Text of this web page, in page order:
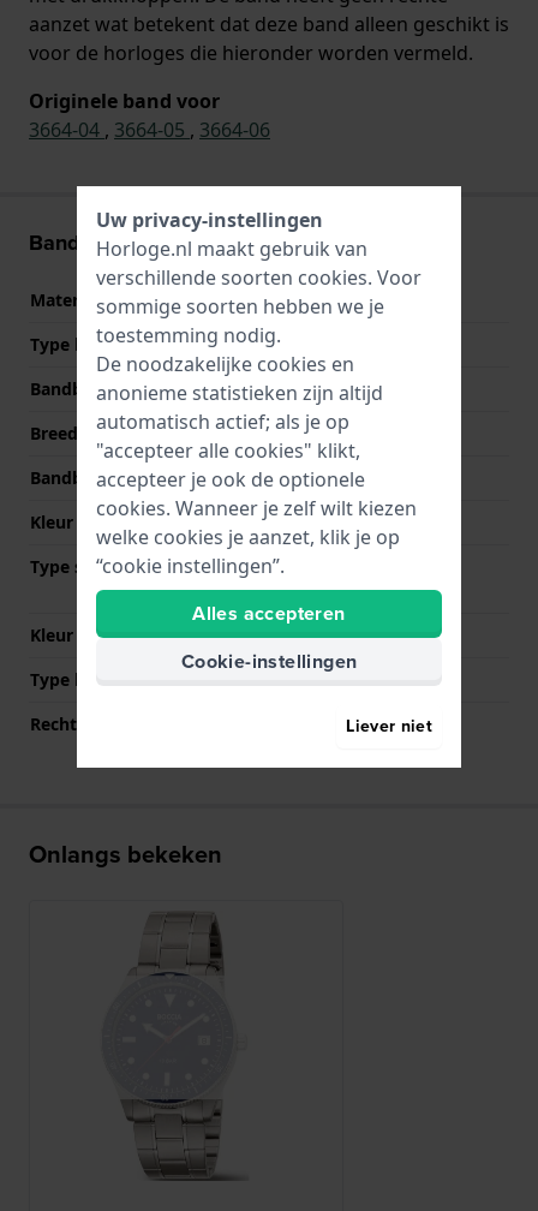
aanzet wat betekent dat deze band alleen geschikt is
voor de horloges die hieronder worden vermeld.
Originele band voor
3664-04 , 3664-05 , 3664-06
Band informatie
Materiaal Band
Titanium
Type band
Schakelband
Bandbreedte
20 mm
Breedte bandaanzet
20 mm
Bandbreedte bij sluiting
18 mm
Kleur Band
Grijs
Type sluiting
Vouwsluiting met
drukknoppen
Kleur sluiting
Grijs
Type bevestiging
Bandpennen
Rechte bandaanzet
Onlangs bekeken
Uw privacy-instellingen
Horloge.nl maakt gebruik van
verschillende soorten cookies. Voor
sommige soorten hebben we je
toestemming nodig.
De noodzakelijke cookies en
anonieme statistieken zijn altijd
automatisch actief; als je op
"accepteer alle cookies" klikt,
accepteer je ook de optionele
cookies. Wanneer je zelf wilt kiezen
welke cookies je aanzet, klik je op
“cookie instellingen”.
Alles accepteren
Cookie-instellingen
Liever niet